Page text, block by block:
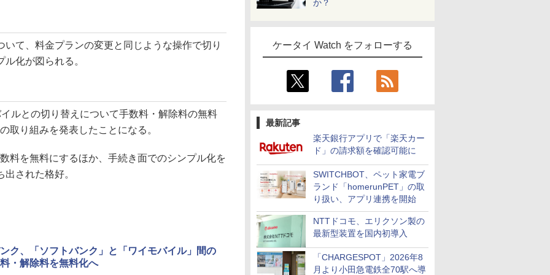
か？
ケータイ Watch をフォローする
最新記事
楽天銀行アプリで「楽天カー
ド」の請求額を確認可能に
SWITCHBOT、ペット家電ブ
ランド「homerunPET」の取
り扱い、アプリ連携を開始
NTTドコモ、エリクソン製の
最新型装置を国内初導入
「CHARGESPOT」2026年8
月より小田急電鉄全70駅へ導
て、料金プランの変更と同じような操作で切り
化が図られる。
ルとの切り替えについて手数料・解除料の無料
取り組みを発表したことになる。
を無料にするほか、手続き面でのシンプル化を
された格好。
ク、「ソフトバンク」と「ワイモバイル」間の
・解除料を無料化へ